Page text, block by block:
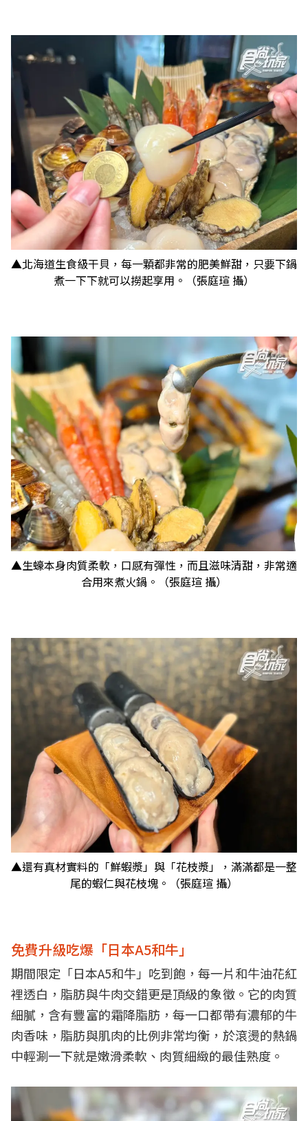
​​​​​​​▲北海道生食級干貝，每一顆都非常的肥美鮮甜，只要下鍋
煮一下下就可以撈起享用。（張庭瑄 攝）
​​​​​​​▲生蠔本身肉質柔軟，口感有彈性，而且滋味清甜，非常適
合用來煮火鍋。（張庭瑄 攝）
​​​​​​​▲還有真材實料的「鮮蝦漿」與「花枝漿」，滿滿都是一整
尾的蝦仁與花枝塊。（張庭瑄 攝）
免費升級吃爆「日本A5和牛」
期間限定「日本A5和牛」吃到飽，每一片和牛油花紅
裡透白，脂肪與牛肉交錯更是頂級的象徵。它的肉質
細膩，含有豐富的霜降脂肪，每一口都帶有濃郁的牛
肉香味，脂肪與肌肉的比例非常均衡，於滾燙的熱鍋
中輕涮一下就是嫩滑柔軟、肉質細緻的最佳熟度。